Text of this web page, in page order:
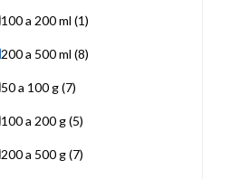
100 a 200 ml (1)
200 a 500 ml (8)
50 a 100 g (7)
100 a 200 g (5)
200 a 500 g (7)